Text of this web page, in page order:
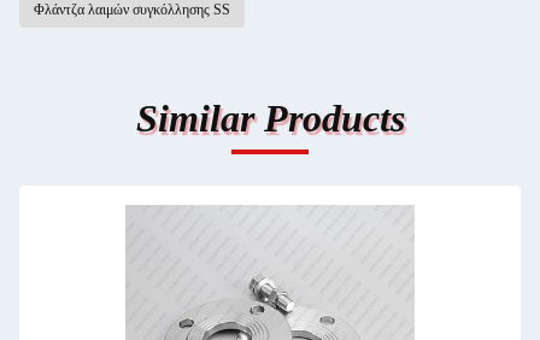
Φλάντζα λαιμών συγκόλλησης SS
Similar Products